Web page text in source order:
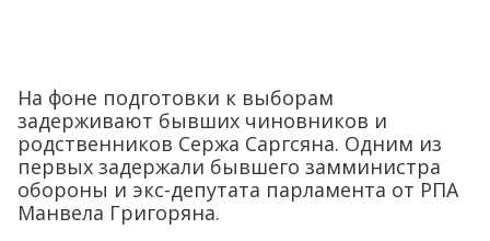
На фоне подготовки к выборам
задерживают бывших чиновников и
родственников Сержа Саргсяна. Одним из
первых задержали бывшего замминистра
обороны и экс-депутата парламента от РПА
Манвела Григоряна.